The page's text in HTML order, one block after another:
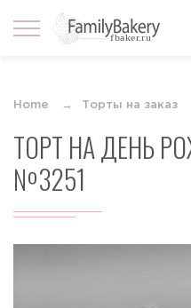
Home Торты на заказ
ТОРТ НА ДЕНЬ
№3251